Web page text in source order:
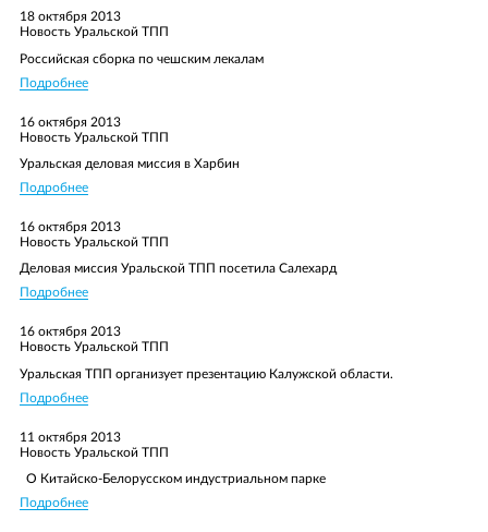
18 октября 2013
Новость Уральской ТПП
Российская сборка по чешским лекалам
Подробнее
16 октября 2013
Новость Уральской ТПП
Уральская деловая миссия в Харбин
Подробнее
16 октября 2013
Новость Уральской ТПП
Деловая миссия Уральской ТПП посетила Салехард
Подробнее
16 октября 2013
Новость Уральской ТПП
Уральская ТПП организует презентацию Калужской области.
Подробнее
11 октября 2013
Новость Уральской ТПП
О Китайско-Белорусском индустриальном парке
Подробнее
Да, я согласен на обработку персональных данных и ознакомлен с
условиями защиты персональных данных
персональных данных»
ОТПРАВИТЬ
Email
Текст сообщения
Ваш отзыв
Прикрепить файл отзыва
Вы можете подгрузить файл (формата doc, docx, pdf)
Ваш вопрос
Да, я согласен на обработку персональных данных и ознакомлен с
условиями защиты персональных данных
Федеральным законом от 27 июля 2006 г. № 152-ФЗ «О
условиями защиты персональных данных
Федеральным законом от 27 июля 2006 г. № 152-ФЗ «О
персональных данных»